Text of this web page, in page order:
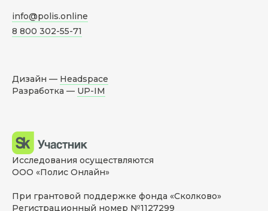
info@polis.online
8 800 302-55-71
Дизайн — Headspace
Разработка — UP-IM
Исследования осуществляются
ООО «Полис Онлайн»
При грантовой поддержке фонда «Сколково»
Регистрационный номер №1127299